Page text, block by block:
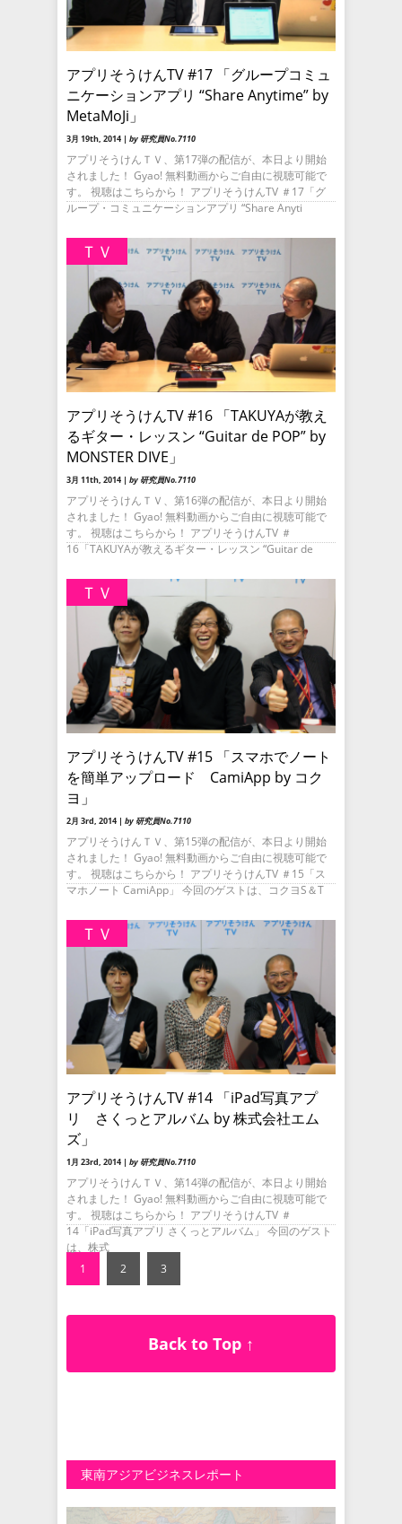
アプリそうけんTV #17 「グループコミュ
ニケーションアプリ “Share Anytime” by
MetaMoJi」
3月 19th, 2014 | by 研究員No.7110
アプリそうけんＴＶ、第17弾の配信が、本日より開始
されました！ Gyao! 無料動画からご自由に視聴可能で
す。 視聴はこちらから！ アプリそうけんTV ＃17「グ
ループ・コミュニケーションアプリ “Share Anyti
ＴＶ
アプリそうけんTV #16 「TAKUYAが教え
るギター・レッスン “Guitar de POP” by
MONSTER DIVE」
3月 11th, 2014 | by 研究員No.7110
アプリそうけんＴＶ、第16弾の配信が、本日より開始
されました！ Gyao! 無料動画からご自由に視聴可能で
す。 視聴はこちらから！ アプリそうけんTV ＃
16「TAKUYAが教えるギター・レッスン “Guitar de
ＴＶ
アプリそうけんTV #15 「スマホでノート
を簡単アップロード CamiApp by コク
ヨ」
2月 3rd, 2014 | by 研究員No.7110
アプリそうけんＴＶ、第15弾の配信が、本日より開始
されました！ Gyao! 無料動画からご自由に視聴可能で
す。 視聴はこちらから！ アプリそうけんTV ＃15「ス
マホノート CamiApp」 今回のゲストは、コクヨS＆T
ＴＶ
アプリそうけんTV #14 「iPad写真アプ
リ さくっとアルバム by 株式会社エム
ズ」
1月 23rd, 2014 | by 研究員No.7110
アプリそうけんＴＶ、第14弾の配信が、本日より開始
されました！ Gyao! 無料動画からご自由に視聴可能で
す。 視聴はこちらから！ アプリそうけんTV ＃
14「iPad写真アプリ さくっとアルバム」 今回のゲスト
は、株式
1
2 3
Back to Top ↑
東南アジアビジネスレポート